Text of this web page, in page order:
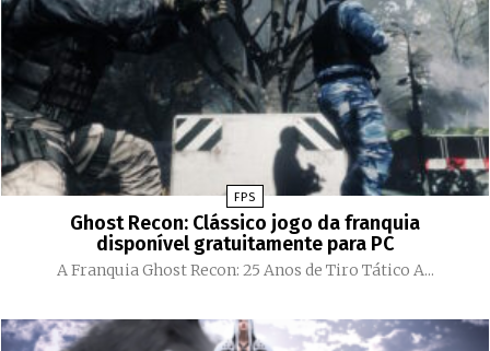
FPS
Ghost Recon: Clássico jogo da franquia
disponível gratuitamente para PC
A Franquia Ghost Recon: 25 Anos de Tiro Tático A...